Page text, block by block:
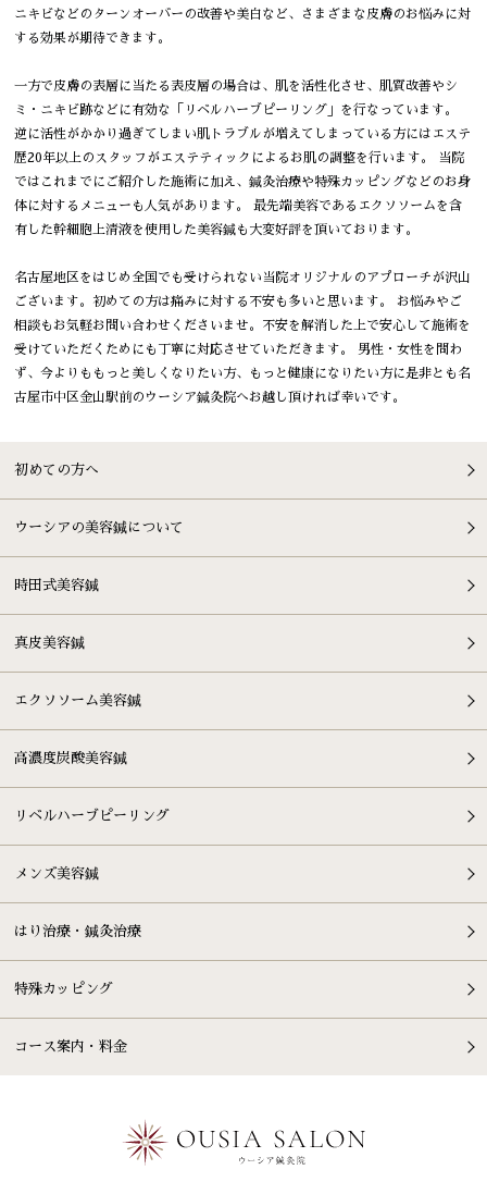
ニキビなどのターンオーバーの改善や美白など、さまざまな皮膚のお悩みに対
する効果が期待できます。
一方で皮膚の表層に当たる表皮層の場合は、肌を活性化させ、肌質改善やシ
ミ・ニキビ跡などに有効な「リベルハーブピーリング」を行なっています。
逆に活性がかかり過ぎてしまい肌トラブルが増えてしまっている方にはエステ
歴20年以上のスタッフがエステティックによるお肌の調整を行います。 当院
ではこれまでにご紹介した施術に加え、鍼灸治療や特殊カッピングなどのお身
体に対するメニューも人気があります。 最先端美容であるエクソソームを含
有した幹細胞上清液を使用した美容鍼も大変好評を頂いております。
名古屋地区をはじめ全国でも受けられない当院オリジナルのアプローチが沢山
ございます。初めての方は痛みに対する不安も多いと思います。 お悩みやご
相談もお気軽お問い合わせくださいませ。不安を解消した上で安心して施術を
受けていただくためにも丁寧に対応させていただきます。 男性・女性を問わ
ず、今よりももっと美しくなりたい方、もっと健康になりたい方に是非とも名
古屋市中区金山駅前のウーシア鍼灸院へお越し頂ければ幸いです。
初めての方へ
ウーシアの美容鍼について
時田式美容鍼
真皮美容鍼
エクソソーム美容鍼
高濃度炭酸美容鍼
リベルハーブピーリング
メンズ美容鍼
はり治療・鍼灸治療
特殊カッピング
コース案内・料金